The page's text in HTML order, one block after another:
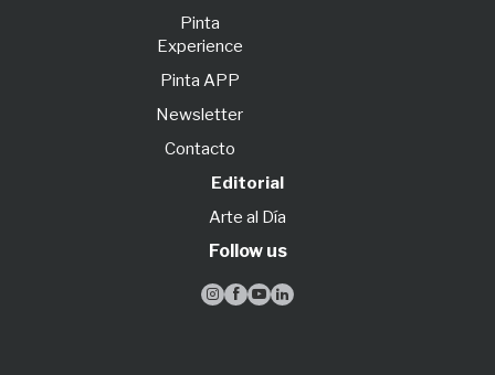
Pinta
Experience
Pinta APP
Newsletter
Contacto
Editorial
Arte al Día
Follow us
   